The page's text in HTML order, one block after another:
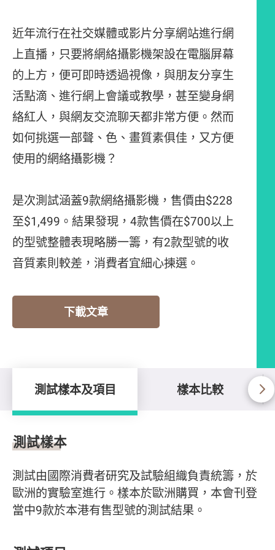
近年流行在社交媒體或影片分享網站進行網
上直播，只要將網絡攝影機架設在電腦屏幕
的上方，便可即時透過視像，與朋友分享生
活點滴、進行網上會議或教學，甚至變身網
絡紅人，與網友交流聊天都非常方便。然而
如何挑選一部聲、色、畫質素俱佳，又方便
使用的網絡攝影機？
是次測試涵蓋9款網絡攝影機，售價由$228
至$1,499。結果發現，4款售價在$700以上
的型號整體表現略勝一籌，有2款型號的收
音質素則較差，消費者宜細心揀選。
下載文章
測試樣本及項目 樣本比較
測試樣本及項目
測試樣本
測試由國際消費者研究及試驗組織負責統籌，於
歐洲的實驗室進行。樣本於歐洲購買，本會刊登
當中9款於本港有售型號的測試結果。